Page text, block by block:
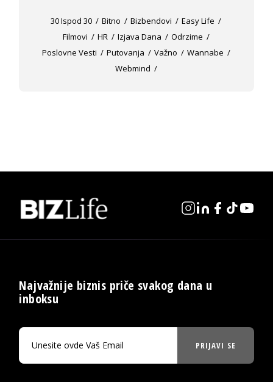
30 Ispod 30 Bitno Bizbendovi
Easy Life
Filmovi
HR Izjava Dana
Odrzime
Poslovne Vesti
Putovanja Važno
Wannabe
Webmind
Najvažnije biznis priče svakog dana u
inboksu
PRIJAVI SE